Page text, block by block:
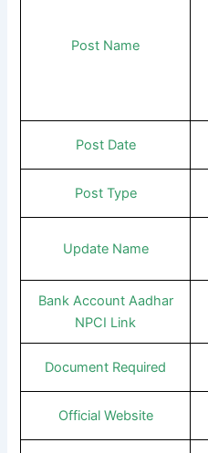
Post Name
Post Date
Post Type
Update Name
Bank Account Aadhar
NPCI Link
Document Required
Official Website